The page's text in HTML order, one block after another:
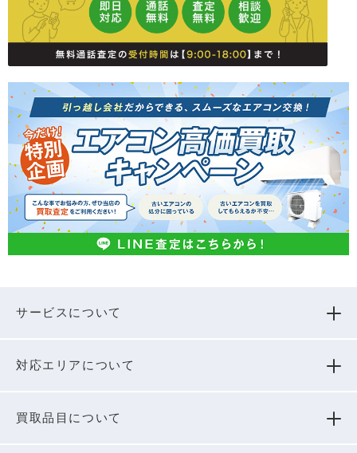
サービスについて
対応エリアについて
買取品⽬について